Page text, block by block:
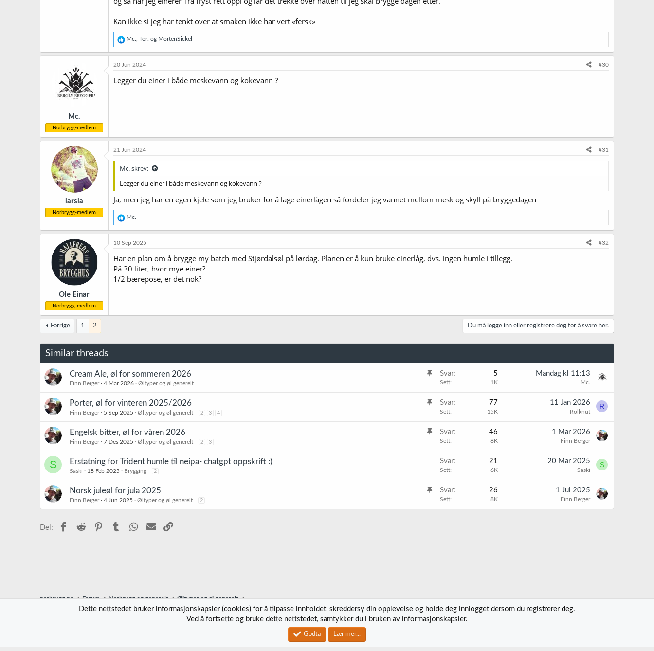
Kan ikke si jeg har tenkt over at smaken ikke har vert «fersk»
R
e
a
o
Mc. Tor. og MortenSickel
Mc.
Norbrygg-medlem
20 Jun 2024 #30
Legger du einer i både meskevann og kokevann ?
larsla
Norbrygg-medlem
21 Jun 2024 #31
Mc. skrev:
Legger du einer i både meskevann og kokevann ?
Ja, men jeg har en egen kjele som jeg bruker for å lage einerlågen så fordeler jeg vannet mellom mesk og skyll på bryggedagen
R
e
a
o
n
e
Mc.
Ole Einar
Norbrygg-medlem
10 Sep 2025 #32
Har en plan om å brygge my batch med Stjørdalsøl på lørdag. Planen er å kun bruke einerlåg, dvs. ingen humle i tillegg.
På 30 liter, hvor mye einer?
1/2 bærepose, er det nok?
Forrige 1 2 Du må logge inn eller registrere deg for å svare her.
Similar threads
K
s
e
Cream Ale, øl for sommeren 2026
Finn Berger 4 Mar 2026 Øltyper og øl generelt
Svar 5
Sett 1K
Mandag kl 11:13
Mc.
K
s
Porter, øl for vinteren 2025/2026
Finn Berger 5 Sep 2025 Øltyper og øl generelt 2 3 4
Svar 77
Sett 15K
11 Jan 2026
Rolknut
R
K
e
Engelsk bitter, øl for våren 2026
Finn Berger 7 Des 2025 Øltyper og øl generelt 2 3
Svar 46
Sett 8K
1 Mar 2026
Finn Berger
S Erstatning for Trident humle til neipa- chatgpt oppskrift :)
Saski 18 Feb 2025 Brygging 2
Svar 21
Sett 6K
20 Mar 2025
Saski
S
K
i
Norsk juleøl for jula 2025
Finn Berger 4 Jun 2025 Øltyper og øl generelt 2
Svar 26
Sett 8K
1 Jul 2025
Finn Berger
Del: Facebook
Reddit PinterestTumblr WhatsApp
E-post
norbrygg.no Forum Norbrygg og generelt Øltyper og øl generelt
Kontakt oss Vilkår og regler
Community platform by XenForo ®
Dette nettstedet bruker informasjonskapsler (cookies) for å tilpasse innholdet, skreddersy din opplevelse og holde deg innlogget dersom du registrerer deg.
Ved å fortsette og bruke dette nettstedet, samtykker du i bruken av informasjonskapsler.
Godta Lær mer...